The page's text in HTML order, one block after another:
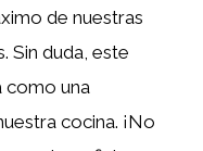
de nuestras
Sin duda, este
como una
cocina. ¡No